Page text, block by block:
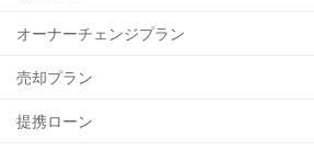
オーナーチェンジプラン
売却プラン
提携ローン